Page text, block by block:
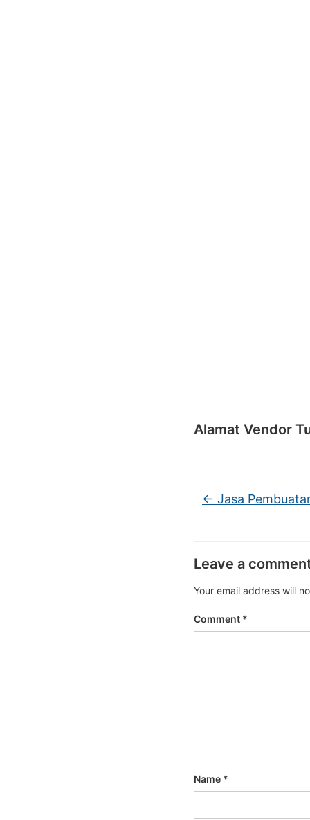
Alamat Vendor
← Jasa
Leave a
Your email address will
Comment *
Name *